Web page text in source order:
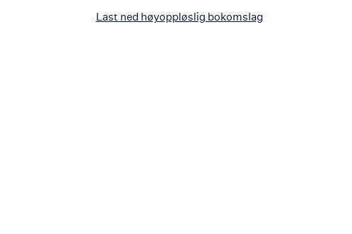
Last ned høyoppløslig bokomslag